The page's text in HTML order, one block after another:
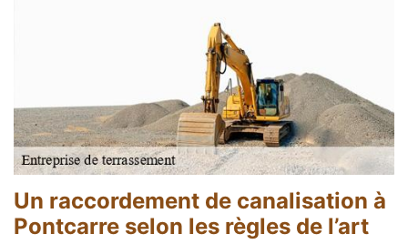
Un raccordement de canalisation à
Pontcarre selon les règles de l’art